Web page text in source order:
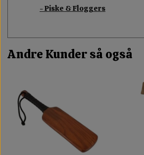
- Piske & Floggers
Andre Kunder så også